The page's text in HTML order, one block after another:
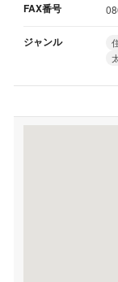
FAX番号
ジャンル